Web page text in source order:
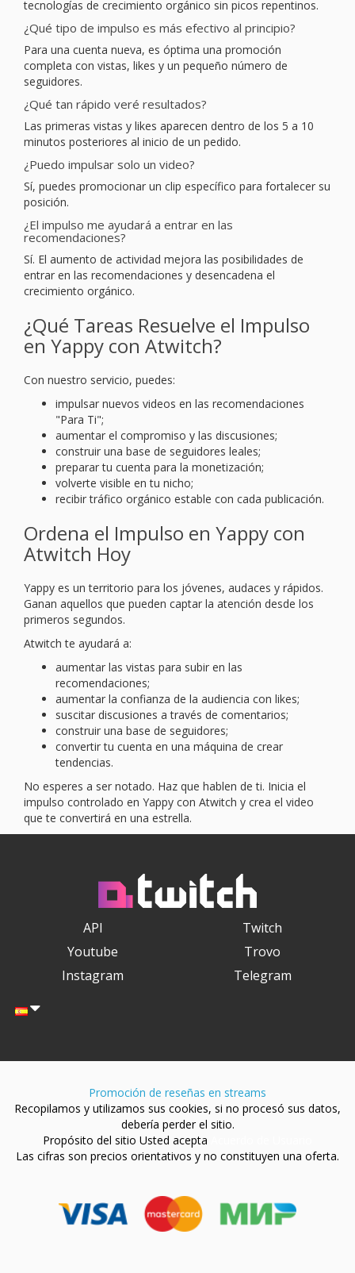
tecnologías de crecimiento orgánico sin picos repentinos.
¿Qué tipo de impulso es más efectivo al principio?
Para una cuenta nueva, es óptima una promoción
completa con vistas, likes y un pequeño número de
seguidores.
¿Qué tan rápido veré resultados?
Las primeras vistas y likes aparecen dentro de los 5 a 10
minutos posteriores al inicio de un pedido.
¿Puedo impulsar solo un video?
Sí, puedes promocionar un clip específico para fortalecer su
posición.
¿El impulso me ayudará a entrar en las
recomendaciones?
Sí. El aumento de actividad mejora las posibilidades de
entrar en las recomendaciones y desencadena el
crecimiento orgánico.
¿Qué Tareas Resuelve el Impulso
en Yappy con Atwitch?
Con nuestro servicio, puedes:
impulsar nuevos videos en las recomendaciones
"Para Ti";
aumentar el compromiso y las discusiones;
construir una base de seguidores leales;
preparar tu cuenta para la monetización;
volverte visible en tu nicho;
recibir tráfico orgánico estable con cada publicación.
Ordena el Impulso en Yappy con
Atwitch Hoy
Yappy es un territorio para los jóvenes, audaces y rápidos.
Ganan aquellos que pueden captar la atención desde los
primeros segundos.
Atwitch te ayudará a:
aumentar las vistas para subir en las
recomendaciones;
aumentar la confianza de la audiencia con likes;
suscitar discusiones a través de comentarios;
construir una base de seguidores;
convertir tu cuenta en una máquina de crear
tendencias.
No esperes a ser notado. Haz que hablen de ti. Inicia el
impulso controlado en Yappy con Atwitch y crea el video
que te convertirá en una estrella.
API
Twitch
Youtube
Trovo
Instagram
Telegram
Promoción de reseñas en streams
Recopilamos y utilizamos sus cookies, si no procesó sus datos,
debería perder el sitio.
Propósito del sitio Usted acepta
Las cifras son precios orientativos y no constituyen una oferta.